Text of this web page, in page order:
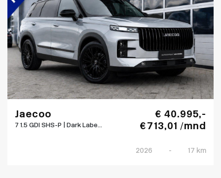
Jaecoo
7 1.5 GDI SHS-P | Dark Labe...
€ 40.995,-
€ 713,01 /mnd
2026 - 17 km